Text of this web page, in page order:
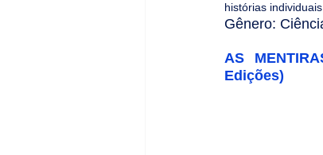
histórias
Gênero:
AS
Edições)